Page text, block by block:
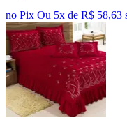
no Pix Ou 5x de R$ 58,63